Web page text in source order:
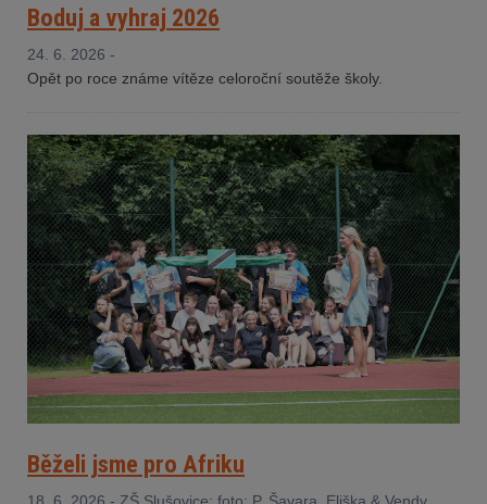
Boduj a vyhraj 2026
24. 6. 2026 -
Opět po roce známe vítěze celoroční soutěže školy.
Běželi jsme pro Afriku
18. 6. 2026 - ZŠ Slušovice; foto: P. Šavara, Eliška & Vendy